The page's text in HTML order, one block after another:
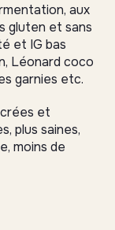
aux
gluten et sans
et IG bas
Léonard coco
garnies etc.
et
plus saines,
moins de